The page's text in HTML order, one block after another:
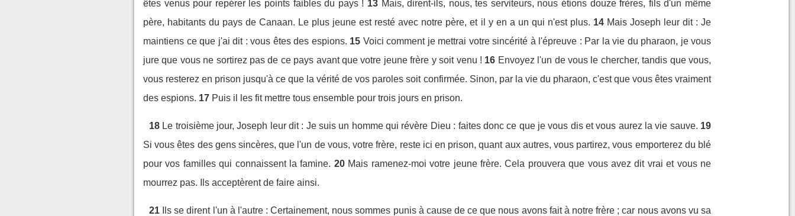
êtes venus pour repérer les points faibles du pays ! 13 Mais, dirent-ils, nous, tes serviteurs, nous étions douze frères, fils d'un même
père, habitants du pays de Canaan. Le plus jeune est resté avec notre père, et il y en a un qui n'est plus. 14 Mais Joseph leur dit : Je
maintiens ce que j'ai dit : vous êtes des espions. 15 Voici comment je mettrai votre sincérité à l'épreuve : Par la vie du pharaon, je vous
jure que vous ne sortirez pas de ce pays avant que votre jeune frère y soit venu ! 16 Envoyez l'un de vous le chercher, tandis que vous,
vous resterez en prison jusqu'à ce que la vérité de vos paroles soit confirmée. Sinon, par la vie du pharaon, c'est que vous êtes vraiment
des espions. 17 Puis il les fit mettre tous ensemble pour trois jours en prison.
18 Le troisième jour, Joseph leur dit : Je suis un homme qui révère Dieu : faites donc ce que je vous dis et vous aurez la vie sauve. 19
Si vous êtes des gens sincères, que l'un de vous, votre frère, reste ici en prison, quant aux autres, vous partirez, vous emporterez du blé
pour vos familles qui connaissent la famine. 20 Mais ramenez-moi votre jeune frère. Cela prouvera que vous avez dit vrai et vous ne
mourrez pas. Ils acceptèrent de faire ainsi.
21
Ils se dirent l'un à l'autre : Certainement, nous sommes punis à cause de ce que nous avons fait à notre frère ; car nous avons vu sa